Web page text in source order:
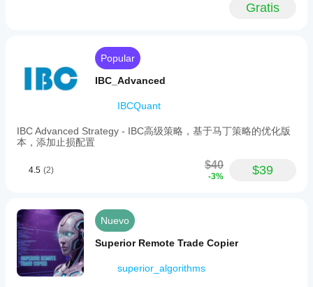
Gratis
Popular
IBC_Advanced
IBCQuant
IBC Advanced Strategy - IBC高级策略，基于马丁策略的优化版
本，添加止损配置
4.5 (2) $40
-3% $39
Nuevo
Superior Remote Trade Copier
superior_algorithms